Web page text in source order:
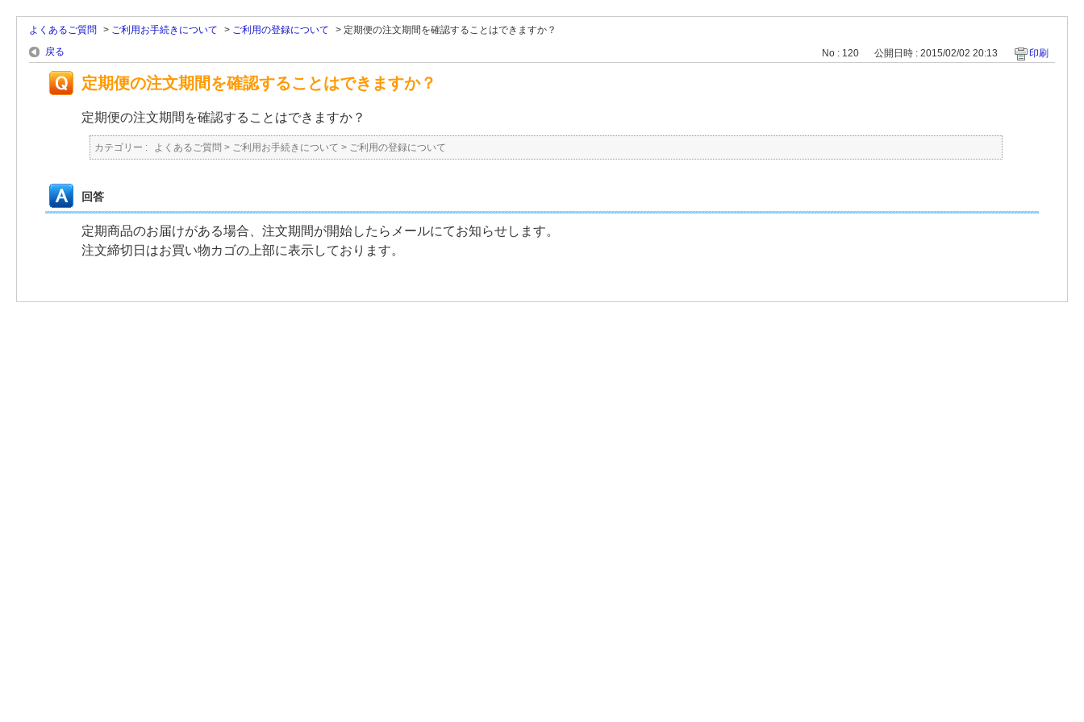
よくあるご質問 > ご利用お手続きについて > ご利用の登録について > 定期便の注文期間を確認することはできますか？
戻る
No : 120 公開日時 : 2015/02/02 20:13 印刷
定期便の注文期間を確認することはできますか？
定期便の注文期間を確認することはできますか？
カテゴリー : よくあるご質問 > ご利用お手続きについて > ご利用の登録について
回答
定期商品のお届けがある場合、注文期間が開始したらメールにてお知らせします。
注文締切日はお買い物カゴの上部に表示しております。